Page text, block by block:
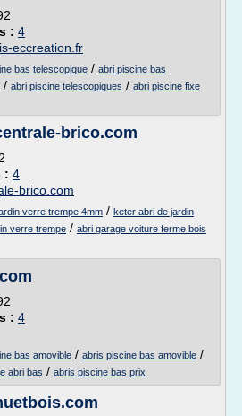
: 4
eccreation.fr
bas telescopique / abri piscine bas
/ abri piscine telescopiques / abri piscine fixe
brico.com
: 4
brico.com
verre trempe 4mm / keter abri de jardin
verre trempe / abri garage voiture ferme bois
: 4
bas amovible / abris piscine bas amovible /
abri bas / abris piscine bas prix